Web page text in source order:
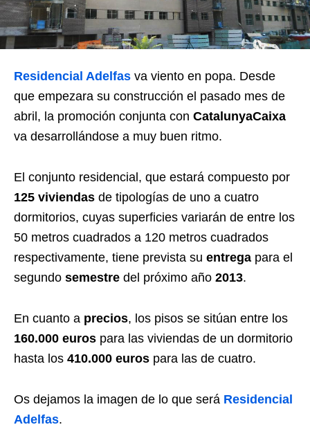
Residencial Adelfas va viento en popa. Desde
que empezara su construcción el pasado mes de
abril, la promoción conjunta con CatalunyaCaixa
va desarrollándose a muy buen ritmo.
El conjunto residencial, que estará compuesto por
125 viviendas de tipologías de uno a cuatro
dormitorios, cuyas superficies variarán de entre los
50 metros cuadrados a 120 metros cuadrados
respectivamente, tiene prevista su entrega para el
segundo semestre del próximo año 2013.
En cuanto a precios, los pisos se sitúan entre los
160.000 euros para las viviendas de un dormitorio
hasta los 410.000 euros para las de cuatro.
Os dejamos la imagen de lo que será Residencial
Adelfas.